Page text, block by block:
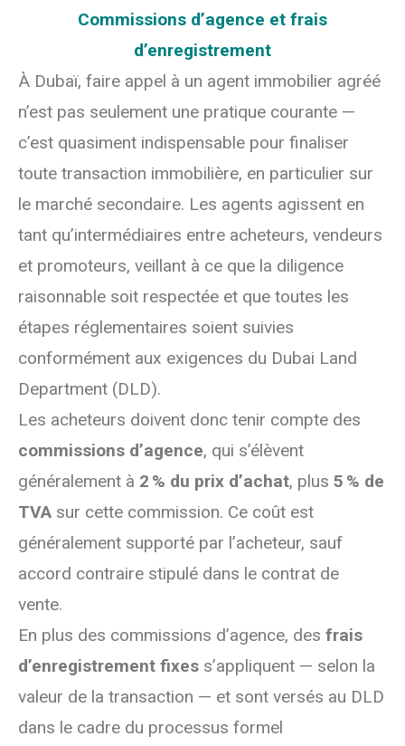
Commissions d’agence et frais
d’enregistrement
À Dubaï, faire appel à un agent immobilier agréé
n’est pas seulement une pratique courante —
c’est quasiment indispensable pour finaliser
toute transaction immobilière, en particulier sur
le marché secondaire. Les agents agissent en
tant qu’intermédiaires entre acheteurs, vendeurs
et promoteurs, veillant à ce que la diligence
raisonnable soit respectée et que toutes les
étapes réglementaires soient suivies
conformément aux exigences du Dubai Land
Department (DLD).
Les acheteurs doivent donc tenir compte des
commissions d’agence, qui s’élèvent
généralement à 2 % du prix d’achat, plus 5 % de
TVA sur cette commission. Ce coût est
généralement supporté par l’acheteur, sauf
accord contraire stipulé dans le contrat de
vente.
En plus des commissions d’agence, des frais
d’enregistrement fixes s’appliquent — selon la
valeur de la transaction — et sont versés au DLD
dans le cadre du processus formel